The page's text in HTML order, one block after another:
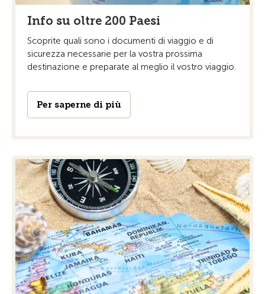
Info su oltre 200 Paesi
Scoprite quali sono i documenti di viaggio e di
sicurezza necessarie per la vostra prossima
destinazione e preparate al meglio il vostro viaggio.
Per saperne di più